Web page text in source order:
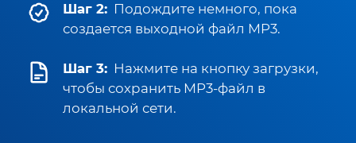
Шаг 2: Подождите немного, пока
создается выходной файл MP3.
Шаг 3: Нажмите на кнопку загрузки,
чтобы сохранить MP3-файл в
локальной сети.